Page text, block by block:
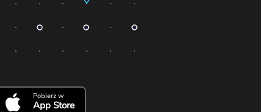
Pobierz w
App Store